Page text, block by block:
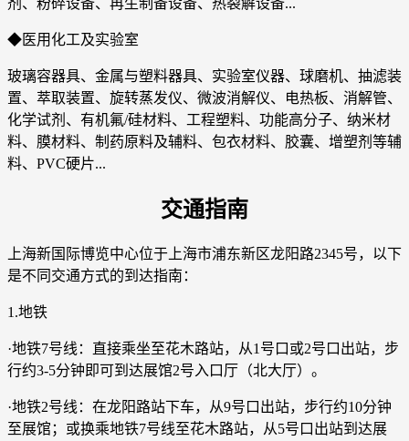
剂、粉碎设备、再生制备设备、热裂解设备...
◆医用化工及实验室
玻璃容器具、金属与塑料器具、实验室仪器、球磨机、抽滤装
置、萃取装置、旋转蒸发仪、微波消解仪、电热板、消解管、
化学试剂、有机氟/硅材料、工程塑料、功能高分子、纳米材
料、膜材料、制药原料及辅料、包衣材料、胶囊、增塑剂等辅
料、PVC硬片...
交通指南
上海新国际博览中心位于上海市浦东新区龙阳路2345号，以下
是不同交通方式的到达指南：
1.地铁
·地铁7号线：直接乘坐至花木路站，从1号口或2号口出站，步
行约3-5分钟即可到达展馆2号入口厅（北大厅）。
·地铁2号线：在龙阳路站下车，从9号口出站，步行约10分钟
至展馆；或换乘地铁7号线至花木路站，从5号口出站到达展